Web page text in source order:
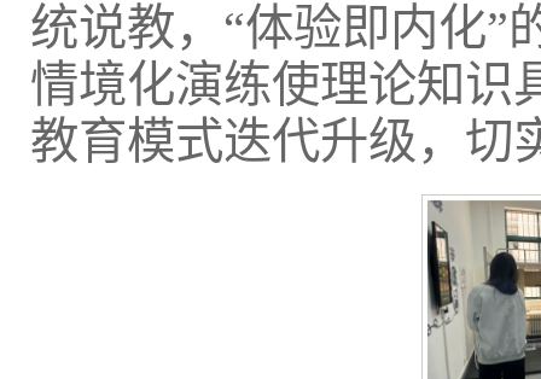
统说教，“体验即内化”
情境化演练使理论知识
教育模式迭代升级，切